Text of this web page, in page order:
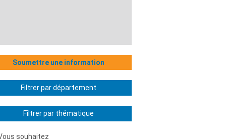
Soumettre une information
Filtrer par département
Filtrer par thématique
souhaitez